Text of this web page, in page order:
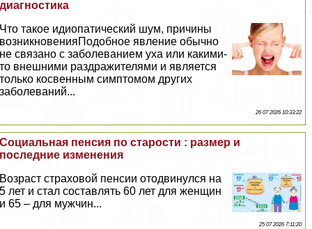
диагностика
Что такое идиопатический шум, причины
возникновенияПодобное явление обычно
не связано с заболеванием уха или какими-
то внешними раздражителями и является
только косвенным симптомом других
заболеваний...
26 07 2026 10:33:22
Социальная пенсия по старости : размер и
последние изменения
Возраст страховой пенсии отодвинулся на
5 лет и стал составлять 60 лет для женщин
и 65 – для мужчин...
25 07 2026 7:11:20